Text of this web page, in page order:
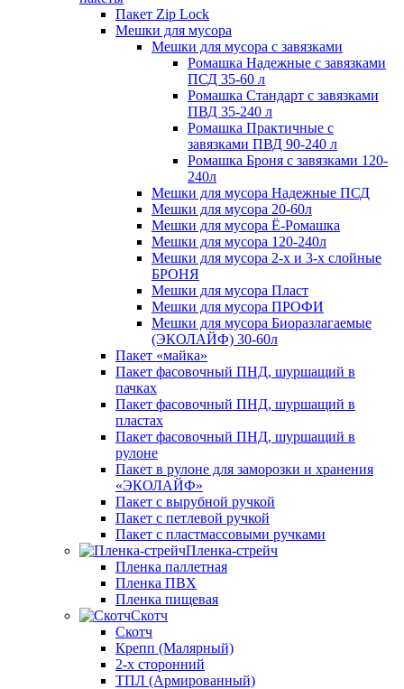
Пакет Zip Lock
Мешки для мусора
Мешки для мусора с завязками
Ромашка Надежные с завязками
ПСД 35-60 л
Ромашка Стандарт с завязками
ПВД 35-240 л
Ромашка Практичные с
завязками ПВД 90-240 л
Ромашка Броня с завязками 120-
240л
Мешки для мусора Надежные ПСД
Мешки для мусора 20-60л
Мешки для мусора Ё-Ромашка
Мешки для мусора 120-240л
Мешки для мусора 2-х и 3-х слойные
БРОНЯ
Мешки для мусора Пласт
Мешки для мусора ПРОФИ
Мешки для мусора Биоразлагаемые
(ЭКОЛАЙФ) 30-60л
Пакет «майка»
Пакет фасовочный ПНД, шуршащий в
пачках
Пакет фасовочный ПНД, шуршащий в
пластах
Пакет фасовочный ПНД, шуршащий в
рулоне
Пакет в рулоне для заморозки и хранения
«ЭКОЛАЙФ»
Пакет с вырубной ручкой
Пакет с петлевой ручкой
Пакет с пластмассовыми ручками
Пленка-стрейч
Пленка паллетная
Пленка ПВХ
Пленка пищевая
Скотч
Скотч
Крепп (Малярный)
2-х сторонний
ТПЛ (Армированный)